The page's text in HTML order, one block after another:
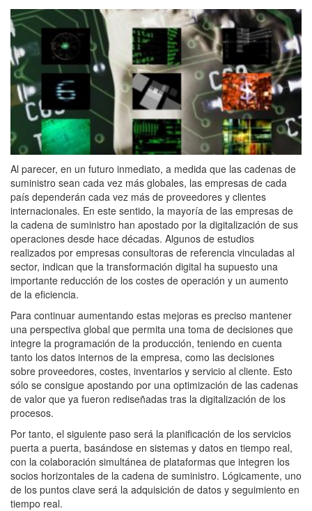
Al parecer, en un futuro inmediato, a medida que las cadenas de
suministro sean cada vez más globales, las empresas de cada
país dependerán cada vez más de proveedores y clientes
internacionales. En este sentido, la mayoría de las empresas de
la cadena de suministro han apostado por la digitalización de sus
operaciones desde hace décadas. Algunos de estudios
realizados por empresas consultoras de referencia vinculadas al
sector, indican que la transformación digital ha supuesto una
importante reducción de los costes de operación y un aumento
de la eficiencia.
Para continuar aumentando estas mejoras es preciso mantener
una perspectiva global que permita una toma de decisiones que
integre la programación de la producción, teniendo en cuenta
tanto los datos internos de la empresa, como las decisiones
sobre proveedores, costes, inventarios y servicio al cliente. Esto
sólo se consigue apostando por una optimización de las cadenas
de valor que ya fueron rediseñadas tras la digitalización de los
procesos.
Por tanto, el siguiente paso será la planificación de los servicios
puerta a puerta, basándose en sistemas y datos en tiempo real,
con la colaboración simultánea de plataformas que integren los
socios horizontales de la cadena de suministro. Lógicamente, uno
de los puntos clave será la adquisición de datos y seguimiento en
tiempo real.